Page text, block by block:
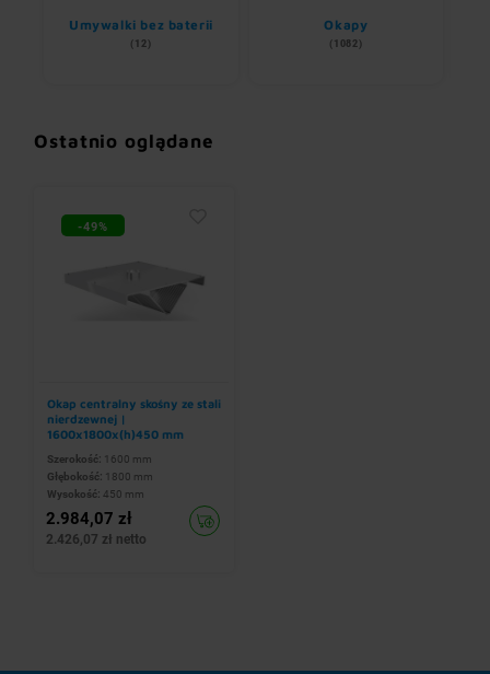
Umywalki bez baterii
(12)
Okapy
(1082)
Ostatnio oglądane
-49%
Okap centralny skośny ze stali
nierdzewnej |
1600x1800x(h)450 mm
Szerokość: 1600 mm
Głębokość: 1800 mm
Wysokość: 450 mm
2.984,07 zł
2.426,07 zł netto